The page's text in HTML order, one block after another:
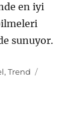
en iyi
sunuyor.
,Trend